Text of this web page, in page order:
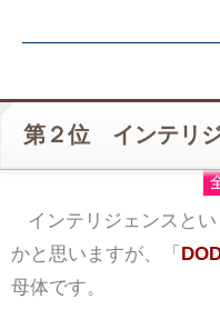
第２位 インテリ
インテリジェンスと
かと思いますが、「
母体です。